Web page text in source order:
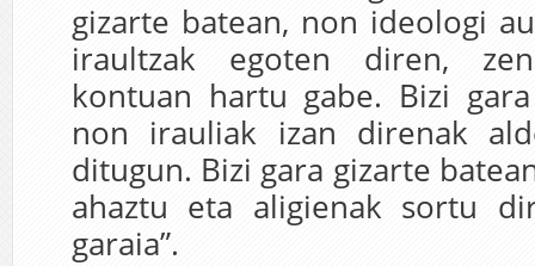
gizarte batean, non ideologi
iraultzak egoten diren,
kontuan hartu gabe. Bizi
non irauliak izan direnak
ditugun. Bizi gara gizarte
ahaztu eta aligienak sortu
garaia”.